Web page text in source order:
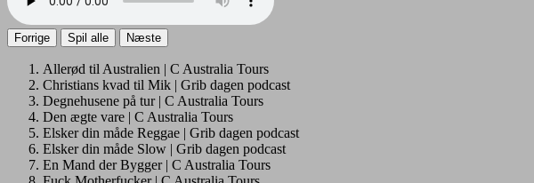
Forrige Spil alle Næste
Allerød til Australien | C Australia Tours
Christians kvad til Mik | Grib dagen podcast
Degnehusene på tur | C Australia Tours
Den ægte vare | C Australia Tours
Elsker din måde Reggae | Grib dagen podcast
Elsker din måde Slow | Grib dagen podcast
En Mand der Bygger | C Australia Tours